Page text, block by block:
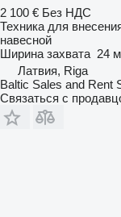
2 100 € Без НДС
Техника для
навесной
Ширина захвата 24 м
Латвия, Riga
Baltic Sales and Rent
Связаться с